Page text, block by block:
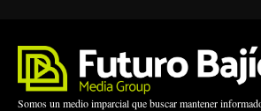
Somos un medio imparcial que buscar mantener